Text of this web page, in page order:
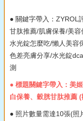
● 關鍵字帶入：ZYROL
甘肽推薦/肌膚保養/美
水光錠怎麼吃/懶人美容
色差亮膚分享/水光錠
測
● 標題關鍵字帶入：美
白保養、穀胱甘肽推薦 (
● 照片數量需達10張(照